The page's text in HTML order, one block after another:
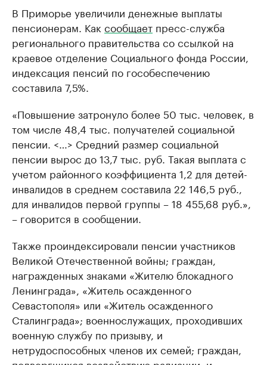
В Приморье увеличили денежные выплаты
пенсионерам. Как сообщает пресс-служба
регионального правительства со ссылкой на
краевое отделение Социального фонда России,
индексация пенсий по гособеспечению
составила 7,5%.
«Повышение затронуло более 50 тыс. человек, в
том числе 48,4 тыс. получателей социальной
пенсии. <…> Средний размер социальной
пенсии вырос до 13,7 тыс. руб. Такая выплата с
учетом районного коэффициента 1,2 для детей-
инвалидов в среднем составила 22 146,5 руб.,
для инвалидов первой группы – 18 455,68 руб.»,
– говорится в сообщении.
Также проиндексировали пенсии участников
Великой Отечественной войны; граждан,
награжденных знаками «Жителю блокадного
Ленинграда», «Житель осажденного
Севастополя» или «Житель осажденного
Сталинграда»; военнослужащих, проходивших
военную службу по призыву, и
нетрудоспособных членов их семей; граждан,